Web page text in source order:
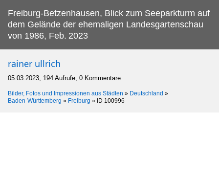
Freiburg-Betzenhausen, Blick zum Seeparkturm auf
dem Gelände der ehemaligen Landesgartenschau
von 1986, Feb. 2023
rainer ullrich
05.03.2023, 194 Aufrufe, 0 Kommentare
Bilder, Fotos und Impressionen aus Städten » Deutschland »
Baden-Württemberg » Freiburg » ID 100996